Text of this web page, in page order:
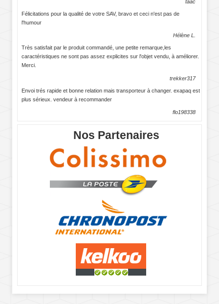
taac
Félicitations pour la qualité de votre SAV, bravo et ceci n'est pas de
l'humour
Hélène L.
Très satisfait par le produit commandé, une petite remarque,les
caractéristiques ne sont pas assez explicites sur l'objet vendu, à améliorer.
Merci.
trekker317
Envoi trés rapide et bonne relation mais transporteur à changer. exapaq est
plus sérieux. vendeur à recommander
flo198338
Nos Partenaires